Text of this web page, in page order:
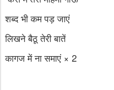
शब्द भी कम पड़ जाएं
लिखने बैठू तेरी बातें
कागज में ना समाएं × 2